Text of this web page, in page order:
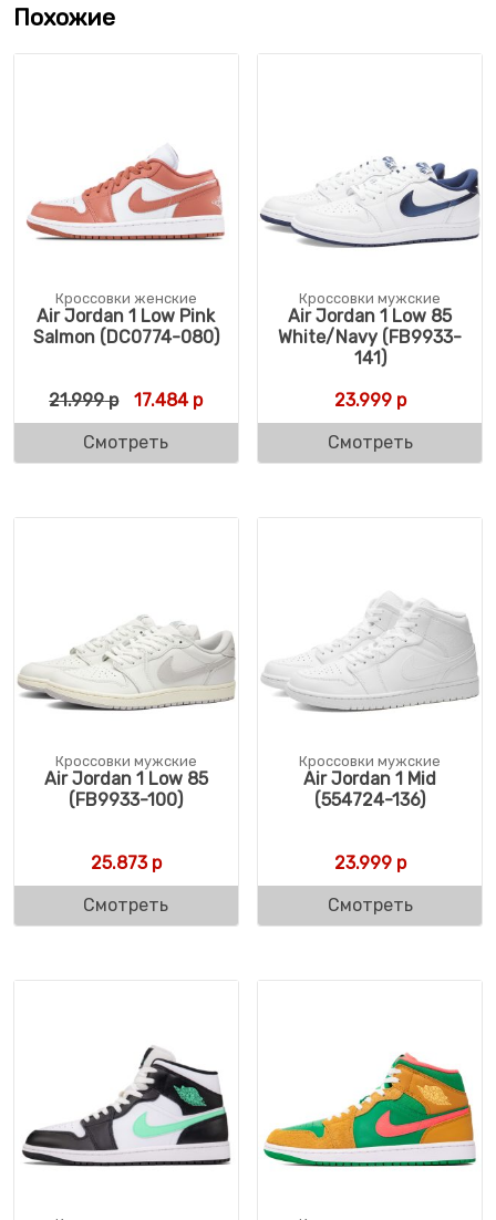
Похожие
Кроссовки женские
Air Jordan 1 Low Pink
Salmon (DC0774-080)
21.999р Первоначальная цена составляла 21.999
17.484рТекущая цена: 17.484 р.
Смотреть
Кроссовки мужские
Air Jordan 1 Low 85
White/Navy (FB9933-
141)
23.999р
Смотреть
Кроссовки мужские
Air Jordan 1 Low 85
(FB9933-100)
25.873р
Смотреть
Кроссовки мужские
Air Jordan 1 Mid
(554724-136)
23.999р
Смотреть